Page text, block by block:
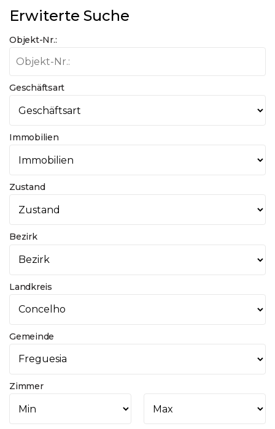
Erwiterte Suche
Objekt-Nr.:
Geschäftsart
Immobilien
Zustand
Bezirk
Landkreis
Gemeinde
Zimmer